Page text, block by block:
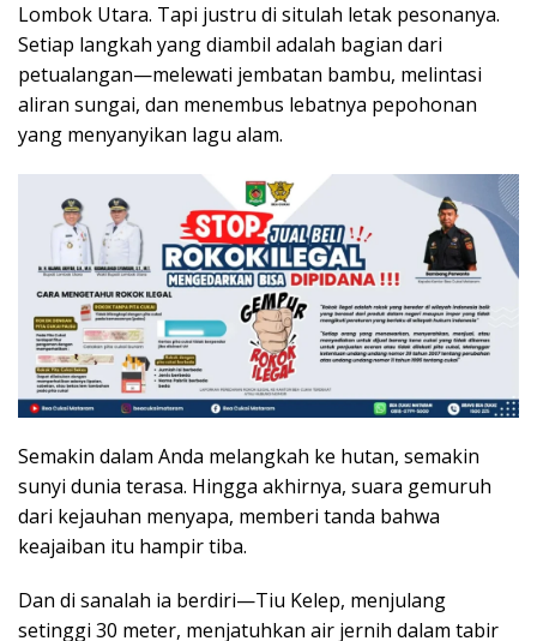
Lombok Utara. Tapi justru di situlah letak pesonanya.
Setiap langkah yang diambil adalah bagian dari
petualangan—melewati jembatan bambu, melintasi
aliran sungai, dan menembus lebatnya pepohonan
yang menyanyikan lagu alam.
Semakin dalam Anda melangkah ke hutan, semakin
sunyi dunia terasa. Hingga akhirnya, suara gemuruh
dari kejauhan menyapa, memberi tanda bahwa
keajaiban itu hampir tiba.
Dan di sanalah ia berdiri—Tiu Kelep, menjulang
setinggi 30 meter, menjatuhkan air jernih dalam tabir